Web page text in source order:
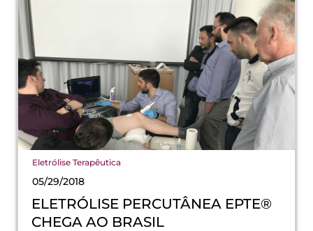
Eletrólise Terapêutica
05/29/2018
ELETRÓLISE PERCUTÂNEA EPTE®
CHEGA AO BRASIL